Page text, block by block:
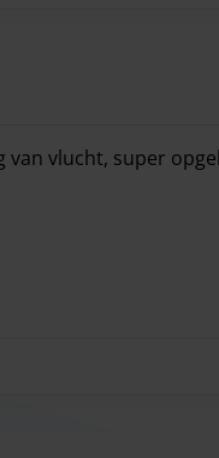
vlucht, super